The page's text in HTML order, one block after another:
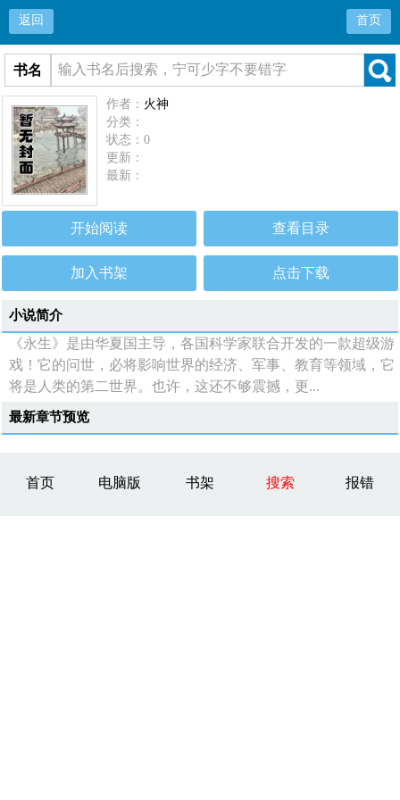
返回 首页
书名
作者： 火神
分类：
状态：0
更新：
最新：
开始阅读 查看目录
加入书架 点击下载
小说简介
《永生》是由华夏国主导，各国科学家联合开发的一款超级游
戏！它的问世，必将影响世界的经济、军事、教育等领域，它
将是人类的第二世界。也许，这还不够震撼，更...
最新章节预览
首页 电脑版 书架 搜索 报错